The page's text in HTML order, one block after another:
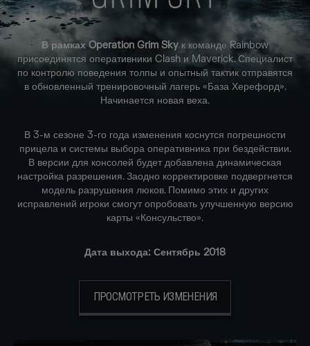
В рамках Operation Grim Sky к команде Rainbow
присоединятся оперативники Clash и Maverick. Специалист
по контролю поведения толпы и опытный тактик отправятся
в обновленный тренировочный лагерь «База Херефорд».
Начинается новая веха.
В 3-м сезоне 3-го года изменения коснутся погрешности
прицела и системы выбора оперативника при бездействии.
В версии для консолей будет добавлена динамическая
настройка разрешения. Заодно корректировке подвергнется
модель разрушения люков. Помимо этих и других
исправлений игроки смогут опробовать улучшенную версию
карты «Консульство».
Дата выхода: Сентябрь 2018
ПРОСМОТРЕТЬ ИЗМЕНЕНИЯ